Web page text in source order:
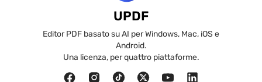
UPDF
Editor PDF basato su AI per Windows, Mac, iOS e
Android.
Una licenza, per quattro piattaforme.